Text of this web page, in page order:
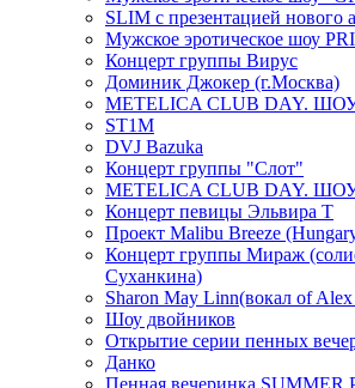
SLIM с презентацией нового
Мужское эротическое шоу
Концерт группы Вирус
Доминик Джокер (г.Москва)
METELICA CLUB DAY.
ST1M
DVJ Bazuka
Концерт группы "Слот"
METELICA CLUB DAY.
Концерт певицы Эльвира Т
Проект Malibu Breeze
Концерт группы Мираж
Суханкина)
Sharon May Linn(вокал of
Шоу двойников
Открытие серии пенных
Данко
Пенная вечеринка SUMMER